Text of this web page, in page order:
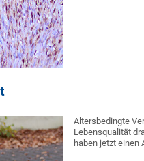
Altersbedingte
Lebensqualität
haben jetzt einen